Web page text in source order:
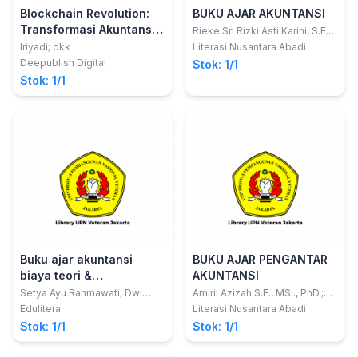
Blockchain Revolution:
Transformasi Akuntansi
ke Era Digital
Iriyadi; dkk
Deepublish Digital
Stok: 1/1
BUKU AJAR AKUNTANSI
Rieke Sri Rizki Asti Karini, S.E.,
M.Si.; Arisman Muchtar, S.E.,
Literasi Nusantara Abadi
Stok: 1/1
Buku ajar akuntansi
biaya teori &
implementasi
Setya Ayu Rahmawati; Dwi
Narullia; Abdul Ghofar
Edulitera
Stok: 1/1
BUKU AJAR PENGANTAR
AKUNTANSI
Amiril Azizah S.E., MSi., PhD.;
Armini Ningsih, S.E., M.M.
Literasi Nusantara Abadi
Stok: 1/1